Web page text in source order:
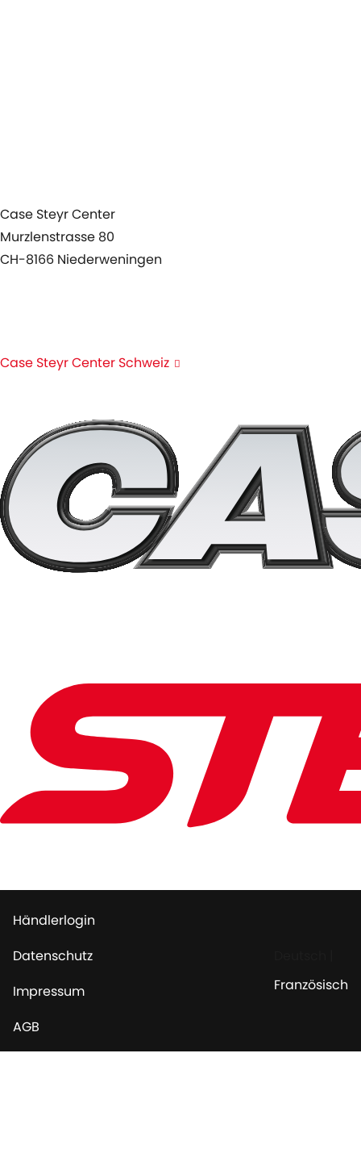
Case Steyr Center
Murzlenstrasse 80
CH-8166 Niederweningen
Case Steyr Center Schweiz
Händlerlogin
Datenschutz
Impressum
AGB
Französisch